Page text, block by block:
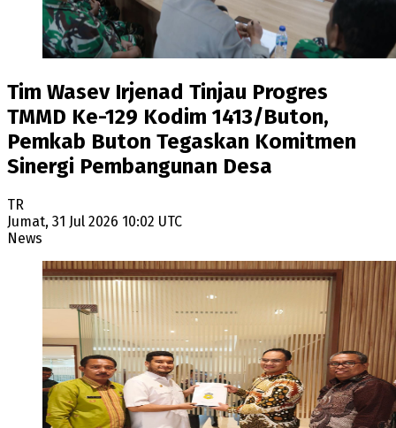
Tim Wasev Irjenad Tinjau Progres
TMMD Ke-129 Kodim 1413/Buton,
Pemkab Buton Tegaskan Komitmen
Sinergi Pembangunan Desa
TR
Jumat, 31 Jul 2026 10:02 UTC
News